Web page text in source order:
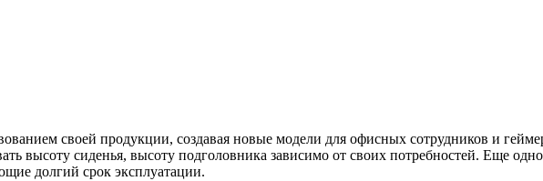
своей продукции, создавая новые модели для офисных сотрудников и
высоту сиденья, высоту подголовника зависимо от своих потребностей. Еще
долгий срок эксплуатации.